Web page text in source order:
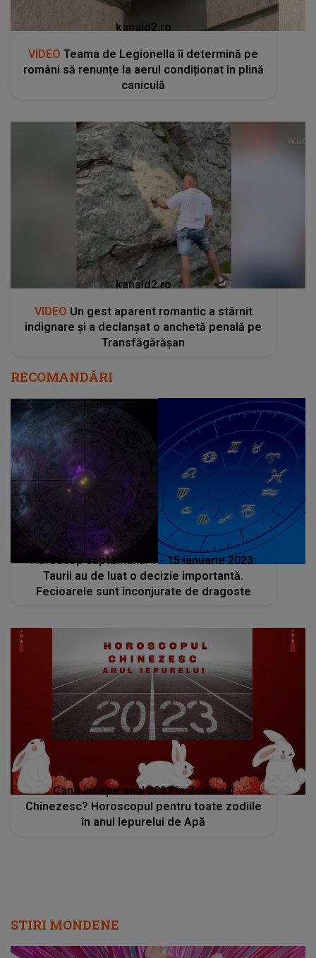
kanald2.ro
VIDEO Teama de Legionella îi determină pe
români să renunțe la aerul condiționat în plină
caniculă
kanald2.ro
VIDEO Un gest aparent romantic a stârnit
indignare și a declanșat o anchetă penală pe
Transfăgărășan
RECOMANDĂRI
Horoscop săptămânal 9 - 15 ianuarie 2023:
Taurii au de luat o decizie importantă.
Fecioarele sunt înconjurate de dragoste
Când începe anul 2023 în Zodiacul
Chinezesc? Horoscopul pentru toate zodiile
în anul Iepurelui de Apă
STIRI MONDENE